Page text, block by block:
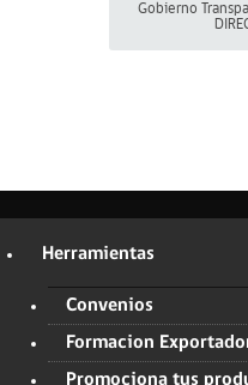
Gobierno
Herramientas
Convenios
Formacion
Promociona tus